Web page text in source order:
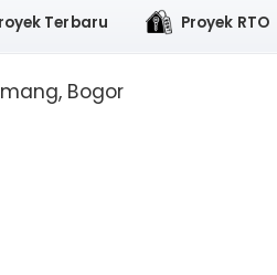
Terbaru Proyek RTO
Bogor